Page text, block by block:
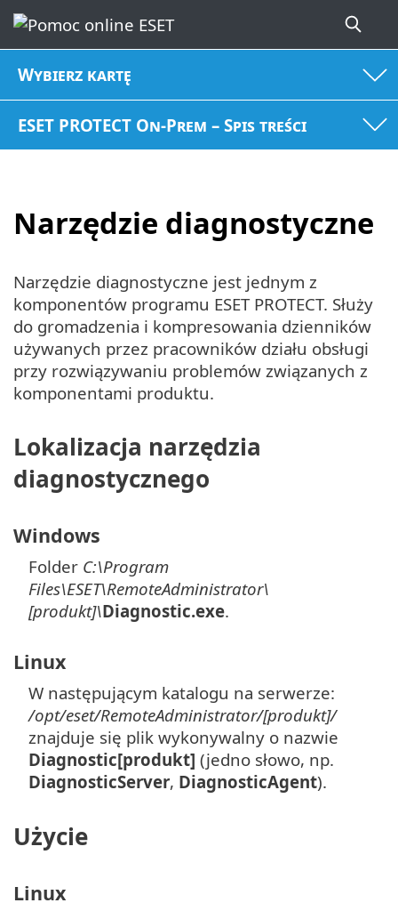
Wybierz kartę
ESET PROTECT On-Prem – Spis treści
Narzędzie diagnostyczne
Narzędzie diagnostyczne jest jednym z
komponentów programu ESET PROTECT. Służy
do gromadzenia i kompresowania dzienników
używanych przez pracowników działu obsługi
przy rozwiązywaniu problemów związanych z
komponentami produktu.
Lokalizacja narzędzia
diagnostycznego
Windows
Folder C:\Program
Files\ESET\RemoteAdministrator\
[produkt]\Diagnostic.exe.
Linux
W następującym katalogu na serwerze:
/opt/eset/RemoteAdministrator/[produkt]/
znajduje się plik wykonywalny o nazwie
Diagnostic[produkt] (jedno słowo, np.
DiagnosticServer, DiagnosticAgent).
Użycie
Linux